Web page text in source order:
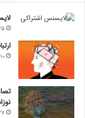
حتما بخوانید :پاسخ
تهدید به تعهدات‌تان
مجله خبری lastech
25
10 اردیبهشت 1402
27